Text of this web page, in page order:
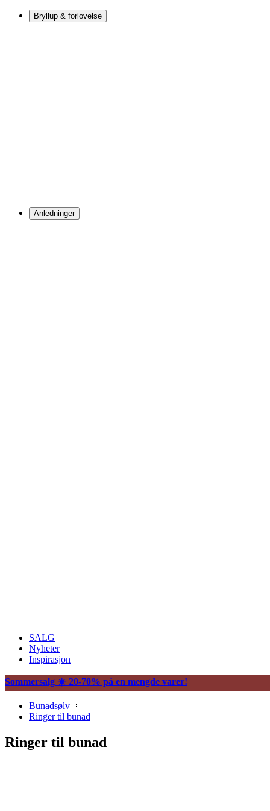
Bryllup & forlovelse
Anledninger
SALG
Nyheter
Inspirasjon
Sommersalg ☀️ 20-70% på en mengde varer!
Bunadsølv
Ringer til bunad
Ringer til bunad